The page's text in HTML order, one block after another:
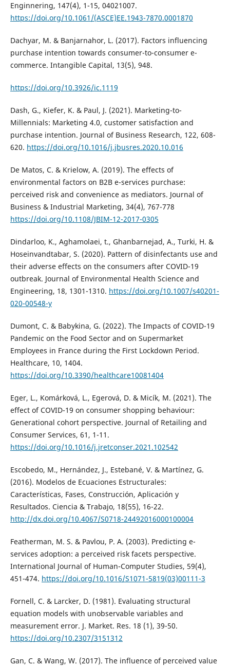
Enginnering, 147(4), 1-15, 04021007.
https://doi.org/10.1061/(ASCE)EE.1943-7870.0001870
Dachyar, M. & Banjarnahor, L. (2017). Factors influencing
purchase intention towards consumer-to-consumer e-
commerce. Intangible Capital, 13(5), 948.
https://doi.org/10.3926/ic.1119
Dash, G., Kiefer, K. & Paul, J. (2021). Marketing-to-
Millennials: Marketing 4.0, customer satisfaction and
purchase intention. Journal of Business Research, 122, 608-
620. https://doi.org/10.1016/j.jbusres.2020.10.016
De Matos, C. & Krielow, A. (2019). The effects of
environmental factors on B2B e-services purchase:
perceived risk and convenience as mediators. Journal of
Business & Industrial Marketing, 34(4), 767-778
https://doi.org/10.1108/JBIM-12-2017-0305
Dindarloo, K., Aghamolaei, t., Ghanbarnejad, A., Turki, H. &
Hoseinvandtabar, S. (2020). Pattern of disinfectants use and
their adverse effects on the consumers after COVID-19
outbreak. Journal of Environmental Health Science and
Engineering, 18, 1301-1310. https://doi.org/10.1007/s40201-
020-00548-y
Dumont, C. & Babykina, G. (2022). The Impacts of COVID-19
Pandemic on the Food Sector and on Supermarket
Employees in France during the First Lockdown Period.
Healthcare, 10, 1404.
https://doi.org/10.3390/healthcare10081404
Eger, L., Komárková, L., Egerová, D. & Micík, M. (2021). The
effect of COVID-19 on consumer shopping behaviour:
Generational cohort perspective. Journal of Retailing and
Consumer Services, 61, 1-11.
https://doi.org/10.1016/j.jretconser.2021.102542
Escobedo, M., Hernández, J., Estebané, V. & Martínez, G.
(2016). Modelos de Ecuaciones Estructurales:
Características, Fases, Construcción, Aplicación y
Resultados. Ciencia & Trabajo, 18(55), 16-22.
http://dx.doi.org/10.4067/S0718-24492016000100004
Featherman, M. S. & Pavlou, P. A. (2003). Predicting e-
services adoption: a perceived risk facets perspective.
International Journal of Human-Computer Studies, 59(4),
451-474. https://doi.org/10.1016/S1071-5819(03)00111-3
Fornell, C. & Larcker, D. (1981). Evaluating structural
equation models with unobservable variables and
measurement error. J. Market. Res. 18 (1), 39-50.
https://doi.org/10.2307/3151312
Gan, C. & Wang, W. (2017). The influence of perceived value